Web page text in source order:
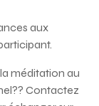
aux
méditation au
Contactez